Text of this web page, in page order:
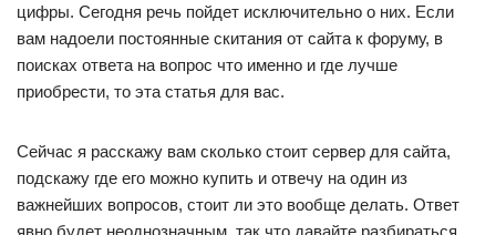
цифры. Сегодня речь пойдет исключительно о них. Если
вам надоели постоянные скитания от сайта к форуму, в
поисках ответа на вопрос что именно и где лучше
приобрести, то эта статья для вас.
Сейчас я расскажу вам сколько стоит сервер для сайта,
подскажу где его можно купить и отвечу на один из
важнейших вопросов, стоит ли это вообще делать. Ответ
явно будет неоднозначным, так что давайте разбираться